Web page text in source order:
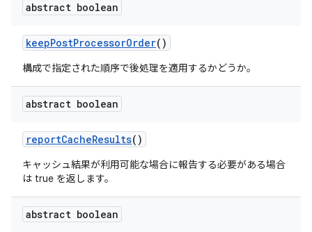
abstract boolean
keepPostProcessorOrder()
構成で指定された順序で後処理を適用するかどうか。
abstract boolean
reportCacheResults()
キャッシュ結果が利用可能な場合に報告する必要がある場合
は true を返します。
abstract boolean